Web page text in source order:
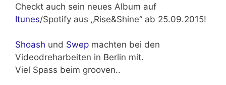
Checkt auch sein neues Album auf
Itunes/Spotify aus „Rise&Shine“ ab 25.09.2015!
Shoash und Swep machten bei den
Videodreharbeiten in Berlin mit.
Viel Spass beim grooven..